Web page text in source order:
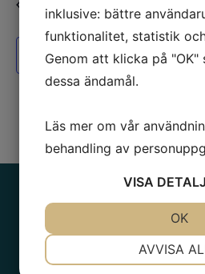
Prenumerera på
Kontakt
inklusive: bättre
funktionalitet, statistik
Genom att klicka på
dessa ändamål.
Läs mer om vår
behandling av
VISA
AVVISA
OK